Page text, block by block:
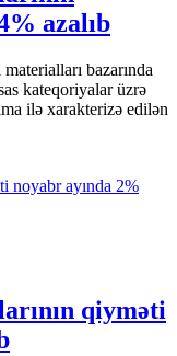
azalıb
bazarında
kateqoriyalar üzrə
ilə xarakterizə edilən
qiyməti